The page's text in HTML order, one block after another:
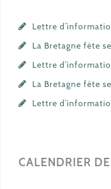
Lettre
La Bretagne fête
Lettre
La Bretagne fête
Lettre
CALENDRIER